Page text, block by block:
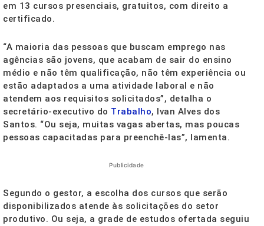
em 13 cursos presenciais, gratuitos, com direito a
certificado.
“A maioria das pessoas que buscam emprego nas
agências são jovens, que acabam de sair do ensino
médio e não têm qualificação, não têm experiência ou
estão adaptados a uma atividade laboral e não
atendem aos requisitos solicitados”, detalha o
secretário-executivo do Trabalho, Ivan Alves dos
Santos. “Ou seja, muitas vagas abertas, mas poucas
pessoas capacitadas para preenchê-las”, lamenta.
Publicidade
Segundo o gestor, a escolha dos cursos que serão
disponibilizados atende às solicitações do setor
produtivo. Ou seja, a grade de estudos ofertada seguiu